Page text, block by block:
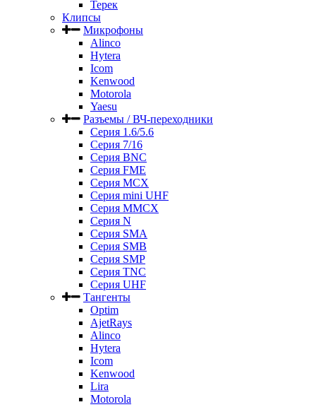
Терек
Клипсы
Микрофоны
Alinco
Hytera
Icom
Kenwood
Motorola
Yaesu
Разъемы / ВЧ-переходники
Серия 1.6/5.6
Серия 7/16
Серия BNC
Серия FME
Серия MCX
Серия mini UHF
Серия MMCX
Серия N
Серия SMA
Серия SMB
Серия SMP
Серия TNC
Серия UHF
Тангенты
Optim
AjetRays
Alinco
Hytera
Icom
Kenwood
Lira
Motorola